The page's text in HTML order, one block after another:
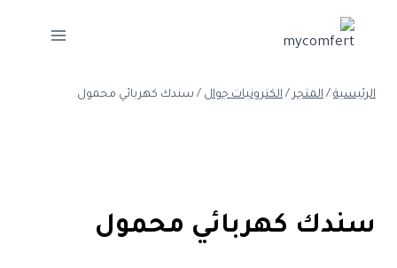
الرئيسية / المتجر / الكترونيات جوال / سندك كهربائي محمول
سندك كهربائي محمول